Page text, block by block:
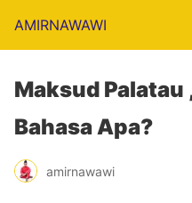
AMIRNAWAWI
Maksud Palatau
Bahasa Apa?
amirnawawi